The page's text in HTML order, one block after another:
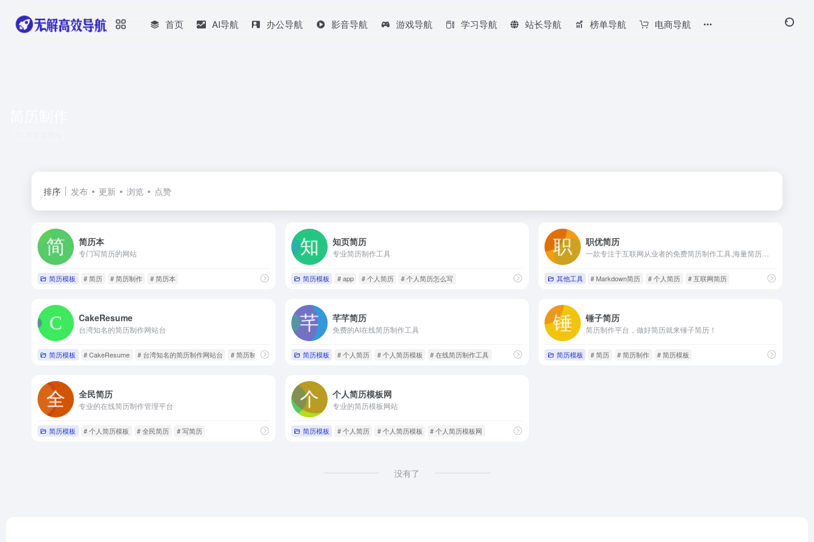
首页 AI导航 办公导航 影音导航 游戏导航 学习导航 站长导航 榜单导航 电商导航
排序 发布 更新 浏览 点赞
简历本
专门写简历的网站
简历模板 # 简历 # 简历制作 # 简历本
知页简历
专业简历制作工具
简历模板 # app # 个人简历 # 个人简历怎么写
职优简历
其他工具 # Markdown简历 # 个人简历 # 互联网简历
CakeResume
台湾知名的简历制作网站台
简历模板 # CakeResume # 台湾知名的简历制作网站台 # 简历制作
芊芊简历
免费的AI在线简历制作工具
简历模板 # 个人简历 # 个人简历模板 # 在线简历制作工具
锤子简历
简历制作平台，做好简历就来锤子简历！
简历模板 # 简历 # 简历制作 # 简历模板
全民简历
专业的在线简历制作管理平台
简历模板 # 个人简历模板 # 全民简历 # 写简历
个人简历模板网
专业的简历模板网站
简历模板 # 个人简历 # 个人简历模板 # 个人简历模板网
没有了